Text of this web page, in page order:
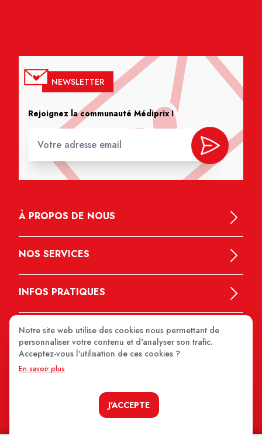
NEWSLETTER
Rejoignez la communauté Médiprix !
À PROPOS DE NOUS
NOS SERVICES
INFOS PRATIQUES
Notre site web utilise des cookies nous permettant de
personnaliser votre contenu et d'analyser son trafic.
Acceptez-vous l'utilisation de ces cookies ?
En savoir plus
J'ACCEPTE